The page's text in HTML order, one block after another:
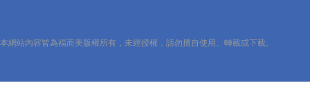
本網站內容皆為福而美版權所有，未經授權，請勿擅自使用、轉載或下載。